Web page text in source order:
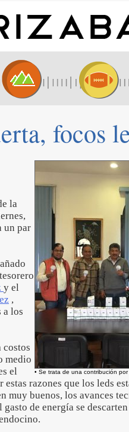
focos
• Se trata de una contribución
la
un par
y el
,
a los
costos
medio
el
razones que los leds
muy buenos, los avances
de energía se